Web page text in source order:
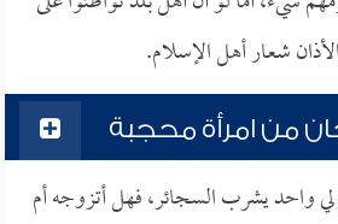
شعار أهل الإسلام.
من امرأة محجبة
لي واحد يشرب السجائر، فهل أتزوجه أم